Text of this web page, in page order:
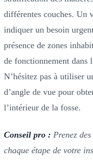
différentes couches. Un
indiquer un besoin
présence de zones
de fonctionnement dans
N’hésitez pas à utiliser
d’angle de vue pour
l’intérieur de la fosse.
Conseil pro : Prenez
chaque étape de votre